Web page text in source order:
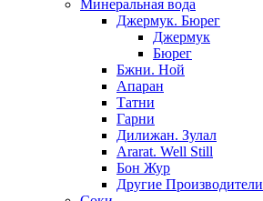
Минеральная вода
Джермук. Бюрег
Джермук
Бюрег
Бжни. Ной
Апаран
Татни
Гарни
Дилижан. Зулал
Ararat. Well Still
Бон Жур
Другие Производители